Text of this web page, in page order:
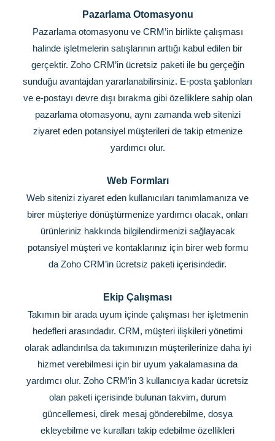
Pazarlama Otomasyonu
Pazarlama otomasyonu ve CRM’in birlikte çalışması
halinde işletmelerin satışlarının arttığı kabul edilen bir
gerçektir. Zoho CRM’in ücretsiz paketi ile bu gerçeğin
sunduğu avantajdan yararlanabilirsiniz. E-posta şablonları
ve e-postayı devre dışı bırakma gibi özelliklere sahip olan
pazarlama otomasyonu, aynı zamanda web sitenizi
ziyaret eden potansiyel müşterileri de takip etmenize
yardımcı olur.
Web Formları
Web sitenizi ziyaret eden kullanıcıları tanımlamanıza ve
birer müşteriye dönüştürmenize yardımcı olacak, onları
ürünleriniz hakkında bilgilendirmenizi sağlayacak
potansiyel müşteri ve kontaklarınız için birer web formu
da Zoho CRM’in ücretsiz paketi içerisindedir.
Ekip Çalışması
Takımın bir arada uyum içinde çalışması her işletmenin
hedefleri arasındadır. CRM, müşteri ilişkileri yönetimi
olarak adlandırılsa da takımınızın müşterilerinize daha iyi
hizmet verebilmesi için bir uyum yakalamasına da
yardımcı olur. Zoho CRM’in 3 kullanıcıya kadar ücretsiz
olan paketi içerisinde bulunan takvim, durum
güncellemesi, direk mesaj gönderebilme, dosya
ekleyebilme ve kuralları takip edebilme özellikleri